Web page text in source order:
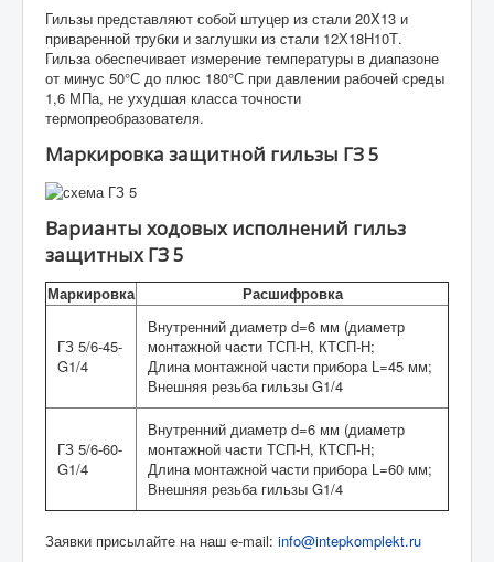
Гильзы представляют собой штуцер из стали 20X13 и
приваренной трубки и заглушки из стали 12Х18Н10Т.
Гильза обеспечивает измерение температуры в диапазоне
от минус 50°С до плюс 180°С при давлении рабочей среды
1,6 МПа, не ухудшая класса точности
термопреобразователя.
Маркировка защитной гильзы ГЗ 5
Варианты ходовых исполнений гильз
защитных ГЗ 5
Маркировка Расшифровка
ГЗ 5/6-45-
G1/4
Внутренний диаметр d=6 мм (диаметр
монтажной части ТСП-Н, КТСП-Н;
Длина монтажной части прибора L=45 мм;
Внешняя резьба гильзы G1/4
ГЗ 5/6-60-
G1/4
Внутренний диаметр d=6 мм (диаметр
монтажной части ТСП-Н, КТСП-Н;
Длина монтажной части прибора L=60 мм;
Внешняя резьба гильзы G1/4
Заявки присылайте на наш e-mail: info@intepkomplekt.ru